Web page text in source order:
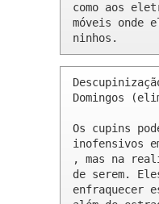
como aos
móveis onde
ninhos.
Domingos
Os cupins
inofensivos
, mas na
de serem.
enfraquecer